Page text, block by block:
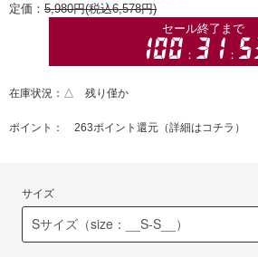
定価： 5,980円(税込6,578円)
在庫状況：△ 残り僅か
ポイント： 263ポイント還元（詳細はコチラ ）
サイズ